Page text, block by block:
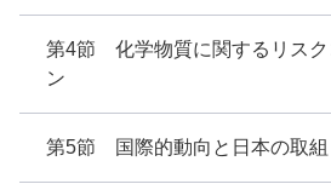
第4節 化学物質に関するリスク
ン
第5節 国際的動向と日本の取組